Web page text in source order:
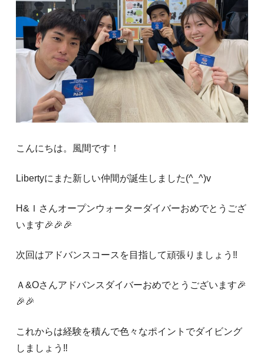
こんにちは。風間です！
Libertyにまた新しい仲間が誕生しました(^_^)v
H&Ｉさんオープンウォーターダイバーおめでとうござ
います🎉🎉🎉
次回はアドバンスコースを目指して頑張りましょう‼️
Ａ&Оさんアドバンスダイバーおめでとうございます🎉
🎉🎉
これからは経験を積んで色々なポイントでダイビング
しましょう‼️